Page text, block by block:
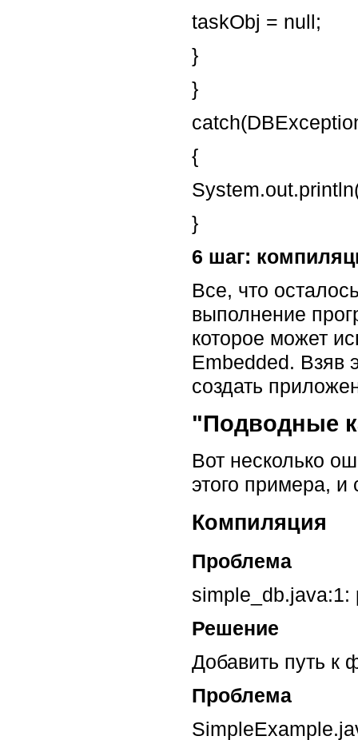
taskObj = null;
}
}
{
}
6 шаг:
Все, что
выполнение
которое может
Embedded. Взяв
создать
"Подводные
Вот несколько
этого примера,
Компиляция
Проблема
simple_db.java:1:
Решение
Добавить путь к
Проблема